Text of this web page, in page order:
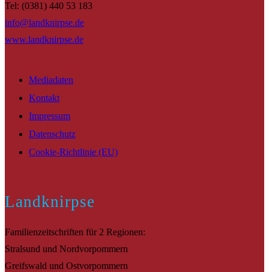
Tel: (0381) 440 53 183
info@landknirpse.de
www.landknirpse.de
Mediadaten
Kontakt
Impressum
Datenschutz
Cookie-Richtlinie (EU)
Landknirpse
Familienzeitschriften für 2 Regionen:
Stralsund und Nordvorpommern
Greifswald und Ostvorpommern